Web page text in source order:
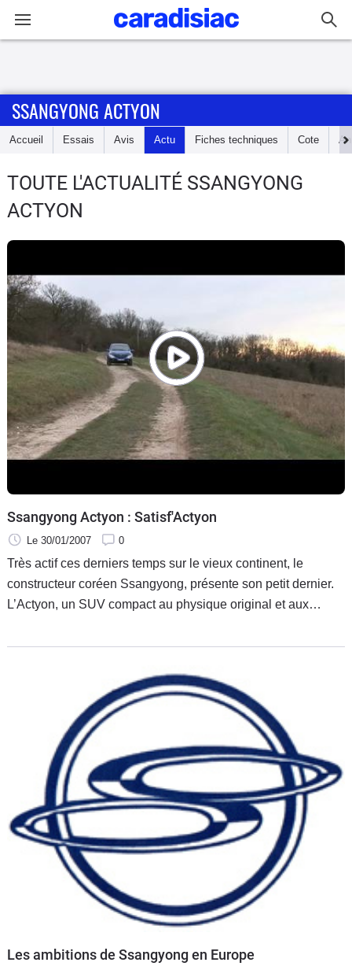
Accueil
Essais
Electriques
Flottes
Auto
Services
Moto
SSANGYONG ACTYON
Accueil Essais Avis Actu Fiches techniques Cote
TOUTE L'ACTUALITÉ SSANGYONG
ACTYON
Ssangyong Actyon : Satisf'Actyon
Le 30/01/2007 0
Très actif ces derniers temps sur le vieux continent, le
constructeur coréen Ssangyong, présente son petit dernier.
L’Actyon, un SUV compact au physique original et aux
prix, l’Actyon rejoint la demi-douzaine de 4x4 déjà proposée
Les ambitions de Ssangyong en Europe